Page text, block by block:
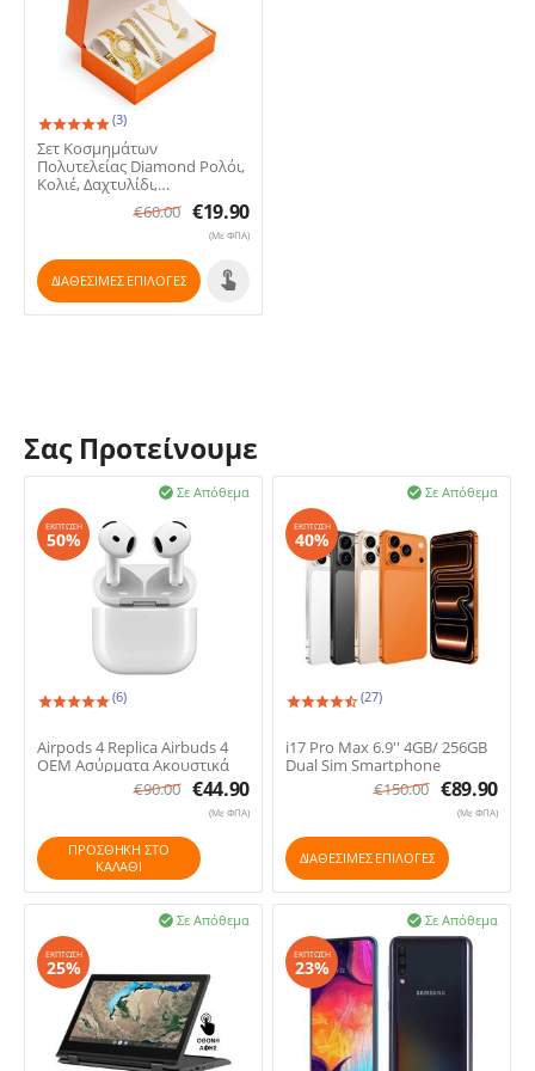
(3)
Σετ Κοσμημάτων
Πολυτελείας Diamond Ρολόι,
Κολιέ, Δαχτυλίδι,
Σκουλαρίκια & Βραχιόλι
€60.00 €19.90
(Με ΦΠΑ)
ΔΙΑΘΕΣΙΜΕΣ ΕΠΙΛΟΓΈΣ
Σας Προτείνουμε
Σε Απόθεμα

ΈΚΠΤΩΣΗ
50%
(6)
Airpods 4 Replica Airbuds 4
OEM Ασύρματα Ακουστικά
Bluetooth Με Noise Active
Cancelation (ANC)
€90.00 €44.90
(Με ΦΠΑ)
ΠΡΟΣΘΉΚΗ ΣΤΟ
ΚΑΛΆΘΙ
Σε Απόθεμα

ΈΚΠΤΩΣΗ
40%
(27)
i17 Pro Max 6.9'' 4GB/ 256GB
Dual Sim Smartphone
€150.00 €89.90
(Με ΦΠΑ)
ΔΙΑΘΕΣΙΜΕΣ ΕΠΙΛΟΓΈΣ
Σε Απόθεμα

ΈΚΠΤΩΣΗ
25%
Σε Απόθεμα

ΈΚΠΤΩΣΗ
23%